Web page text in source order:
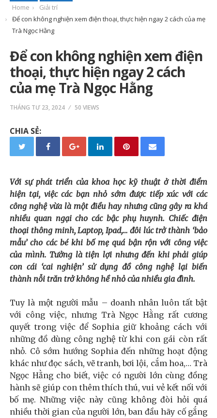
Home
Giải trí
Để con không nghiện xem điện thoại, thực hiện ngay 2 cách của mẹ
Trà Ngọc Hằng
Để con không nghiện xem điện
thoại, thực hiện ngay 2 cách
của mẹ Trà Ngọc Hằng
THÁNG TƯ 23, 2024 50 VIEWS
CHIA SẺ:
Với sự phát triển của khoa học kỹ thuật ở thời điểm
hiện tại, việc các bạn nhỏ sớm được tiếp xúc với các
công nghệ vừa là một điều hay nhưng cũng gây ra khá
nhiều quan ngại cho các bậc phụ huynh. Chiếc điện
thoại thông minh, Laptop, Ipad,… đôi lúc trở thành ‘bảo
mẫu’ cho các bé khi bố mẹ quá bận rộn với công việc
của mình. Tưởng là tiện lợi nhưng đến khi phải giúp
con cái ‘cai nghiện’ sử dụng đồ công nghệ lại biến
thành nỗi trăn trở không hề nhỏ của nhiều gia đình.
Tuy là một người mẫu – doanh nhân luôn tất bật
với công việc, nhưng Trà Ngọc Hằng rất cương
quyết trong việc để Sophia giữ khoảng cách với
những đồ dùng công nghệ từ khi con gái còn rất
nhỏ. Cô sớm hướng Sophia đến những hoạt động
khác như đọc sách, vẽ tranh, bơi lội, cắm hoa,… Trà
Ngọc Hằng cho biết, việc có người lớn cùng đồng
hành sẽ giúp con thêm thích thú, vui vẻ kết nối với
bố mẹ. Những việc này cũng không đòi hỏi quá
nhiều thời gian của người lớn, ban đầu hãy cố gắng